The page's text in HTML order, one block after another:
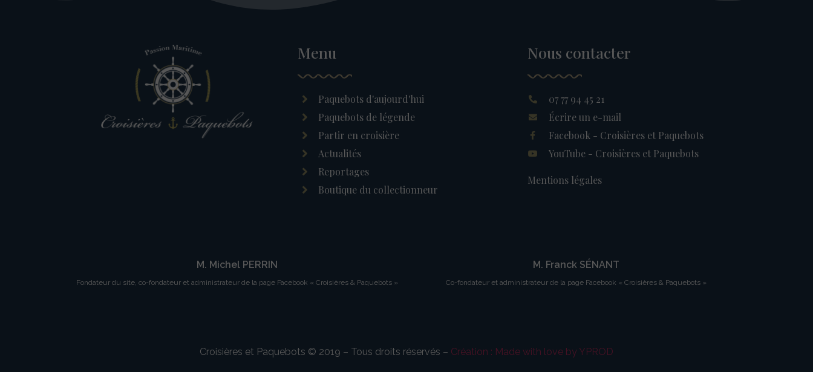
Menu
Paquebots d'aujourd'hui
Paquebots de légende
Partir en croisière
Actualités
Reportages
Boutique du collectionneur
Nous contacter
07 77 94 45 21
Écrire un e-mail
Facebook - Croisières et Paquebots
YouTube - Croisières et Paquebots
Mentions légales
M. Michel PERRIN
Fondateur du site, co-fondateur et administrateur de la page Facebook « Croisières & Paquebots »
M. Franck SÉNANT
Co-fondateur et administrateur de la page Facebook « Croisières & Paquebots »
Croisières et Paquebots © 2019 – Tous droits réservés – Création : Made with love by YPROD